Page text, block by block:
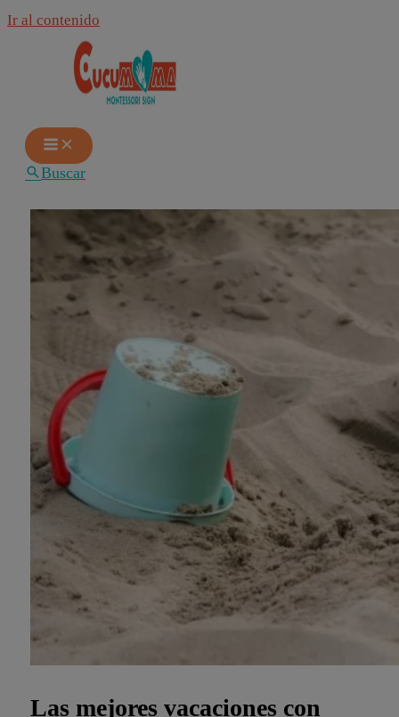
Ir al contenido
Buscar
Las mejores vacaciones con